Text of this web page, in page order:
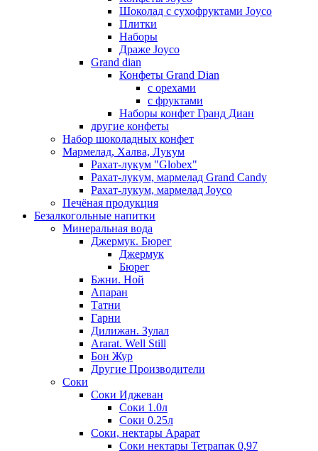
Шоколад с сухофруктами Joyco
Плитки
Наборы
Драже Joyco
Grand dian
Конфеты Grand Dian
с орехами
с фруктами
Наборы конфет Гранд Диан
другие конфеты
Набор шоколадных конфет
Мармелад, Халва, Лукум
Рахат-лукум "Globex"
Рахат-лукум, мармелад Grand Candy
Рахат-лукум, мармелад Joyco
Печёная продукция
Безалкогольные напитки
Минеральная вода
Джермук. Бюрег
Джермук
Бюрег
Бжни. Ной
Апаран
Татни
Гарни
Дилижан. Зулал
Ararat. Well Still
Бон Жур
Другие Производители
Соки
Соки Иджеван
Соки 1.0л
Соки 0.25л
Соки, нектары Арарат
Соки нектары Тетрапак 0,97